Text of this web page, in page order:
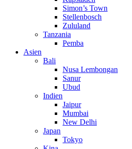
Simon’s Town
Stellenbosch
Zululand
Tanzania
Pemba
Asien
Bali
Nusa Lembongan
Sanur
Ubud
Indien
Jaipur
Mumbai
New Delhi
Japan
Tokyo